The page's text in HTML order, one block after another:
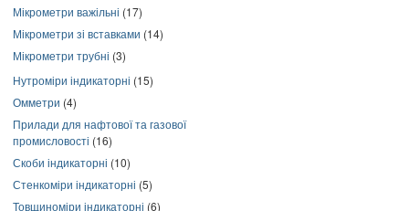
Мікрометри важільні (17)
Мікрометри зі вставками (14)
Мікрометри трубні (3)
Нутроміри індикаторні (15)
Омметри (4)
Прилади для нафтової та газової
промисловості (16)
Скоби індикаторні (10)
Стенкоміри індикаторні (5)
Товщиноміри індикаторні (6)